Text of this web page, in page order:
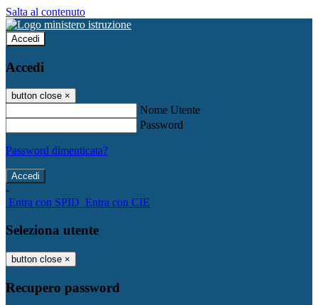
Salta al contenuto
Accedi
Accedi
button close ×
Nome Utente
Password
Password dimenticata?
-
Entra con SPID Entra con CIE
Seleziona utente
button close ×
Recupero password